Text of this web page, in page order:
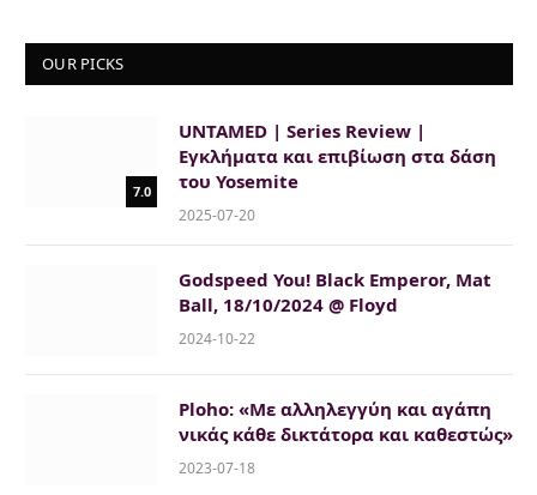
OUR PICKS
7.0
UNTAMED | Series Review |
Εγκλήματα και επιβίωση στα δάση
του Yosemite
2025-07-20
Godspeed You! Black Emperor, Mat
Ball, 18/10/2024 @ Floyd
2024-10-22
Ploho: «Με αλληλεγγύη και αγάπη
νικάς κάθε δικτάτορα και καθεστώς»
2023-07-18